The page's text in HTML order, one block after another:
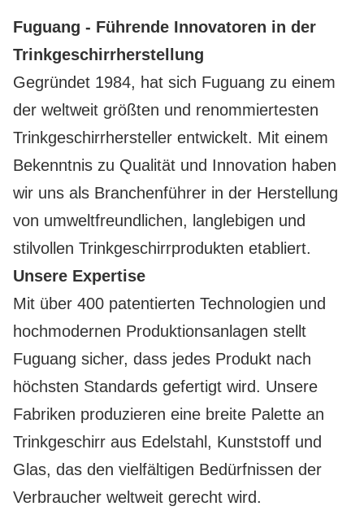
Fuguang - Führende Innovatoren in der
Trinkgeschirrherstellung
Gegründet 1984, hat sich Fuguang zu einem
der weltweit größten und renommiertesten
Trinkgeschirrhersteller entwickelt. Mit einem
Bekenntnis zu Qualität und Innovation haben
wir uns als Branchenführer in der Herstellung
von umweltfreundlichen, langlebigen und
stilvollen Trinkgeschirrprodukten etabliert.
Unsere Expertise
Mit über 400 patentierten Technologien und
hochmodernen Produktionsanlagen stellt
Fuguang sicher, dass jedes Produkt nach
höchsten Standards gefertigt wird. Unsere
Fabriken produzieren eine breite Palette an
Trinkgeschirr aus Edelstahl, Kunststoff und
Glas, das den vielfältigen Bedürfnissen der
Verbraucher weltweit gerecht wird.